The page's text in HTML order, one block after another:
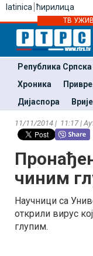
latinica ћирилица
ТВ
Република Српска
Хроника
Дијаспора
11/11/2014 | 11:17 |
чиним
Научници са
открили вирус
глупим.